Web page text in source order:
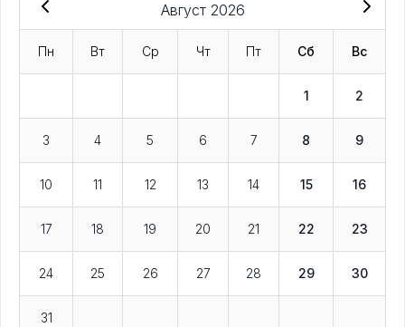
Август 2026
Пн Вт Ср Чт Пт Сб Вс
1 2
3 4 5 6 7 8 9
10 11 12 13 14 15 16
17 18 19 20 21 22 23
24 25 26 27 28 29 30
31